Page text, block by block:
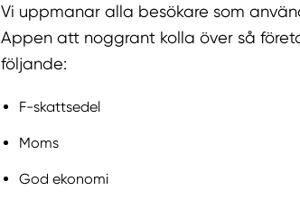
Vi uppmanar alla besökare som
Appen att noggrant kolla över så
följande:
F-skattsedel
Moms
God ekonomi